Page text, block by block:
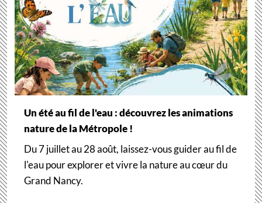
Un été au fil de l'eau : découvrez les animations
nature de la Métropole !
Du 7 juillet au 28 août, laissez-vous guider au fil de
l'eau pour explorer et vivre la nature au cœur du
Grand Nancy.